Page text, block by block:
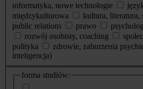
informatyka, nowe technologie
międzykulturowa
kultura, literatura,
public relations
prawo
rozwój osobisty, coaching
polityka
zdrowie, zaburzenia
inteligencja)
dodatkowe
informacje
forma studiów: